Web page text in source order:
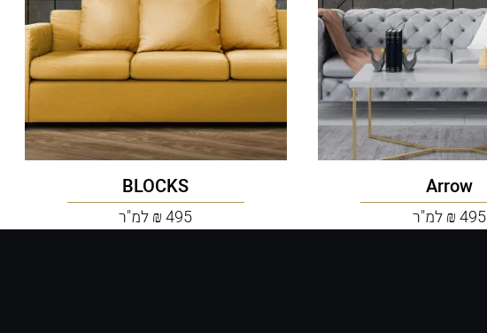
Arrow
495 ₪ למ"ר
BLOCKS
495 ₪ למ"ר